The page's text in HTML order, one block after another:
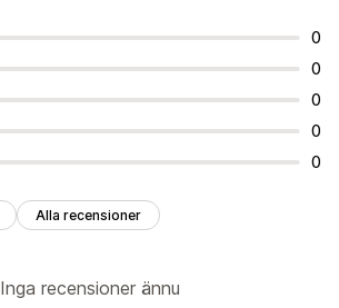
0
0
0
0
0
Alla recensioner
Inga recensioner ännu